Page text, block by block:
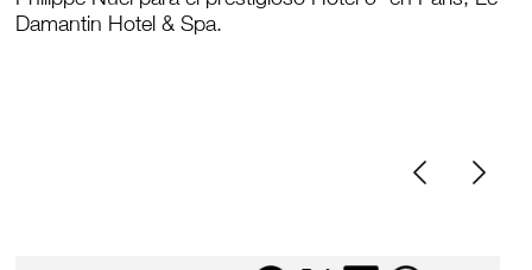
Damantin Hotel & Spa.